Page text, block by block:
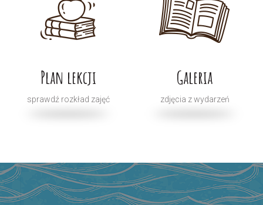
Plan lekcji
sprawdź rozkład zajęć
Galeria
zdjęcia z wydarzeń